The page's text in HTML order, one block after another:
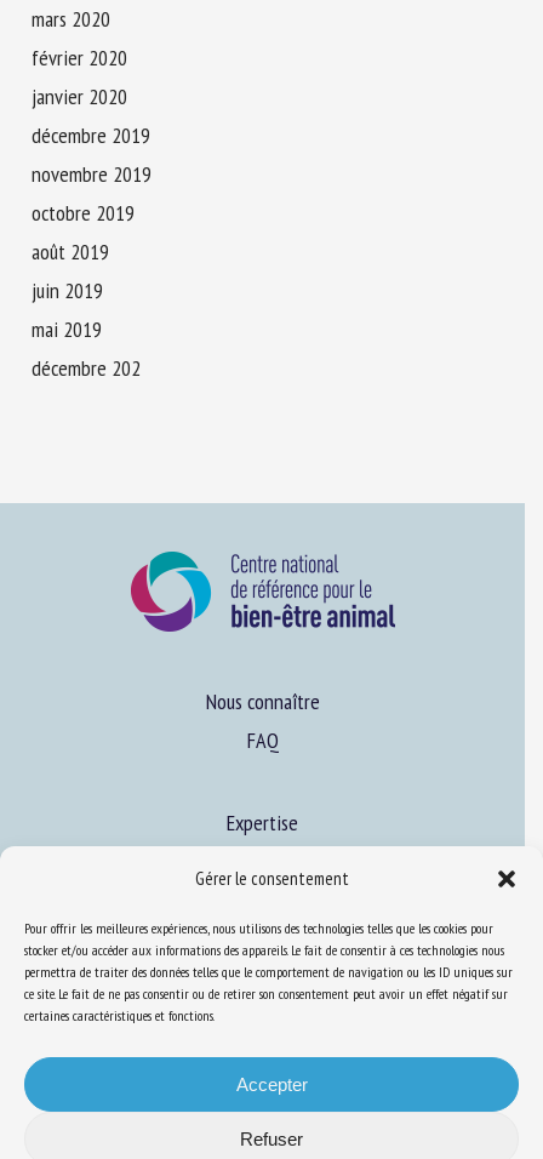
Gérer le consentement
Pour offrir les meilleures expériences, nous utilisons des technologies telles que les cookies pour
stocker et/ou accéder aux informations des appareils. Le fait de consentir à ces technologies nous
permettra de traiter des données telles que le comportement de navigation ou les ID uniques sur
ce site. Le fait de ne pas consentir ou de retirer son consentement peut avoir un effet négatif sur
certaines caractéristiques et fonctions.
Accepter
Refuser
mars 2020
février 2020
janvier 2020
décembre 2019
novembre 2019
octobre 2019
août 2019
juin 2019
mai 2019
décembre 202
Nous connaître
FAQ
Expertise
Ressources